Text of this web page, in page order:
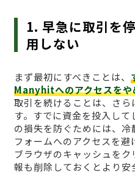
1. 早急に取引を
用しない
まず最初にすべきことは、
Manyhitへのアクセスをや
取引を続けることは、さ
す。すでに資金を投入し
の損失を防ぐためには、
フォームへのアクセスを避
ブラウザのキャッシュを
報も削除しておくとより安